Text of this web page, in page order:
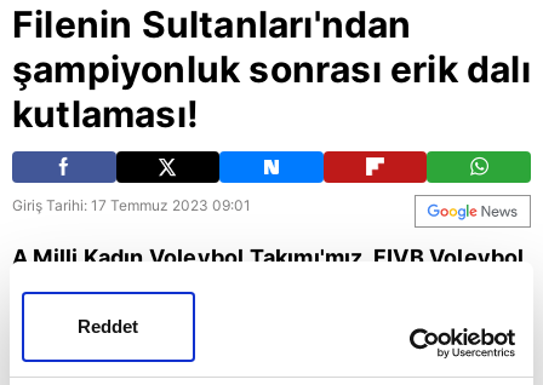
Reddet
Filenin Sultanları'ndan
şampiyonluk sonrası erik dalı
kutlaması!
Giriş Tarihi: 17 Temmuz 2023 09:01
A Milli Kadın Voleybol Takımı'mız, FIVB Voleybol
Milletler Ligi finalinde Çin'i 3-1 mağlup ederek
şampiyon oldu. Filenin Sultanları, şampiyonluğu
erik dalıyla kutladı.